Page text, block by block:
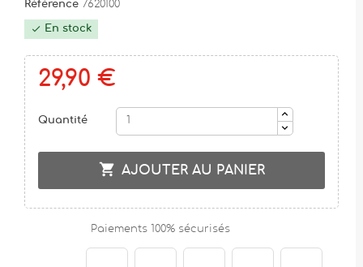
Référence 7620100
 En stock
29,90 €
Quantité
 AJOUTER AU PANIER
Paiements 100% sécurisés